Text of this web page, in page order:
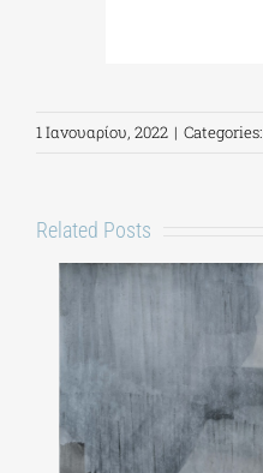
1 Ιανουαρίου, 2022 | Categories:
Related Posts